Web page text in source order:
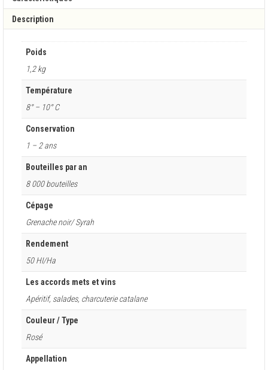
Description
Poids
1,2 kg
Température
8° – 10° C
Conservation
1 – 2 ans
Bouteilles par an
8 000 bouteilles
Cépage
Grenache noir/ Syrah
Rendement
50 HI/Ha
Les accords mets et vins
Apéritif, salades, charcuterie catalane
Couleur / Type
Rosé
Appellation